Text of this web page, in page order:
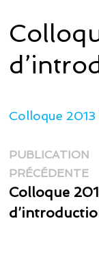
Colloque
Navigation
de
l’article
PUBLICATION
PRÉCÉDENTE
Colloque